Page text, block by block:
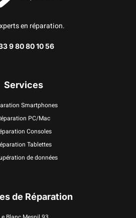
en réparation.
9 80 80 10 56
Services
Smartphones
PC/Mac
Consoles
Tablettes
de données
de Réparation